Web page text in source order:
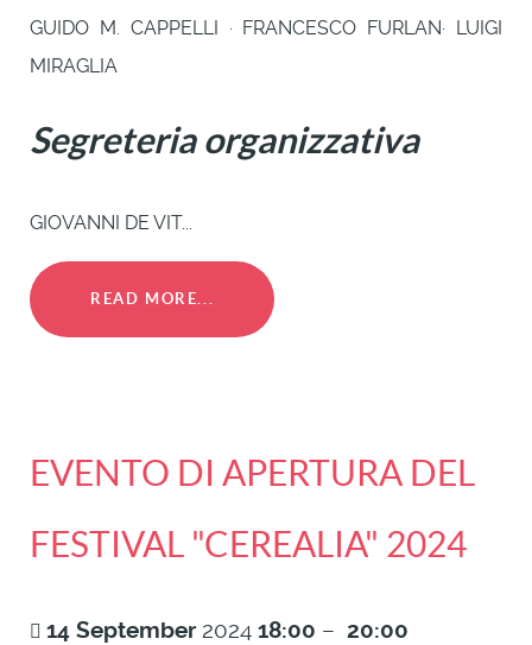
GUIDO M. CAPPELLI · FRANCESCO FURLAN· LUIGI
MIRAGLIA
Segreteria organizzativa
GIOVANNI DE VIT...
READ MORE...
EVENTO DI APERTURA DEL
FESTIVAL "CEREALIA" 2024
14 September 2024 18:00 – 20:00